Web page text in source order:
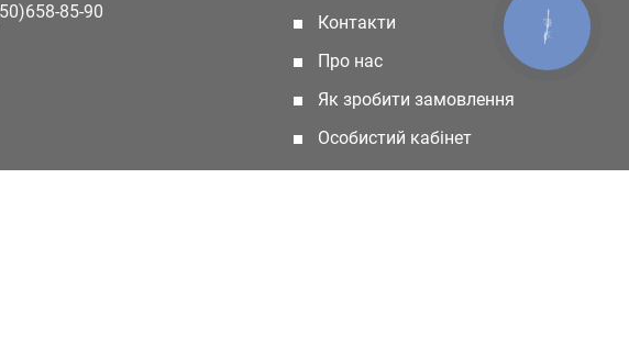
85-90
Контакти
Про нас
Як зробити замовлення
Особистий кабінет
КНОПКА
ЗВ'ЯЗКУ